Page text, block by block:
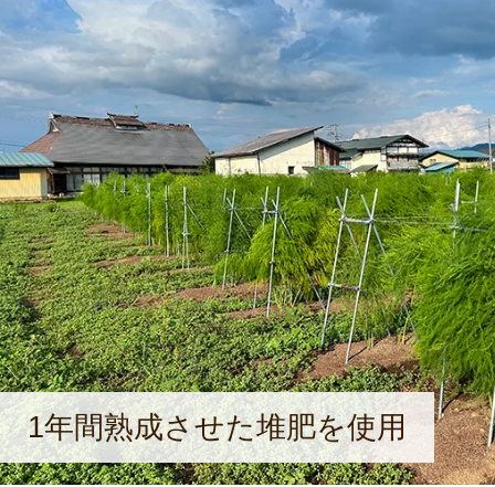
1年間熟成させた堆肥を使用